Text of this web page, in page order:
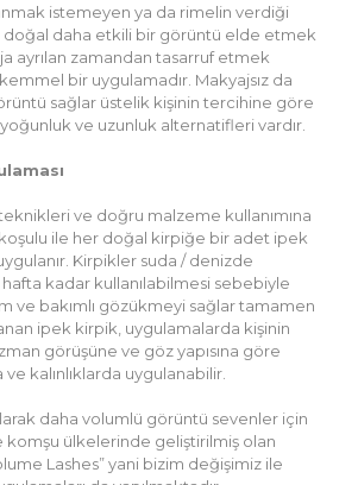
istemeyen ya da rimelin verdiği
daha etkili bir görüntü elde etmek
ayrılan zamandan tasarruf etmek
bir uygulamadır. Makyajsız da
sağlar üstelik kişinin tercihine göre
ve uzunluk alternatifleri vardır.
ve doğru malzeme kullanımına
ile her doğal kirpiğe bir adet ipek
Kirpikler suda / denizde
hafta kadar kullanılabilmesi sebebiyle
ve bakımlı gözükmeyi sağlar tamamen
ipek kirpik, uygulamalarda kişinin
görüşüne ve göz yapısına göre
kalınlıklarda uygulanabilir.
daha volumlü görüntü sevenler için
komşu ülkelerinde geliştirilmiş olan
Lashes” yani bizim değişimiz ile